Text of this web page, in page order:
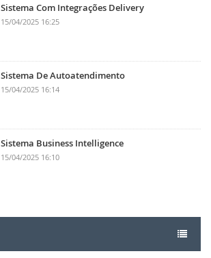
Sistema Com Integrações Delivery
15/04/2025 16:25
Sistema De Autoatendimento
15/04/2025 16:14
Sistema Business Intelligence
15/04/2025 16:10